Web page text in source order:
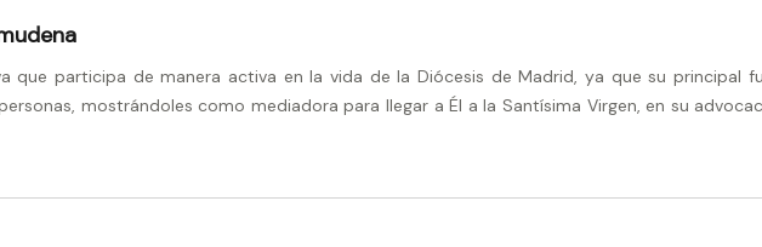
que participa de manera activa en la vida de la Diócesis de Madrid, ya que su principal
mostrándoles como mediadora para llegar a Él a la Santísima Virgen, en su